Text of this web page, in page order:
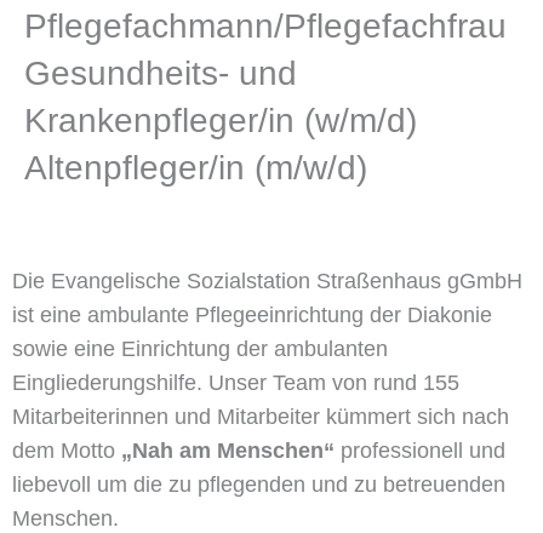
Pflegefachmann/Pflegefachfrau
Gesundheits- und
Krankenpfleger/in (w/m/d)
Altenpfleger/in (m/w/d)
Die Evangelische Sozialstation Straßenhaus gGmbH
ist eine ambulante Pflegeeinrichtung der Diakonie
sowie eine Einrichtung der ambulanten
Eingliederungshilfe. Unser Team von rund 155
Mitarbeiterinnen und Mitarbeiter kümmert sich nach
dem Motto „Nah am Menschen“ professionell und
liebevoll um die zu pflegenden und zu betreuenden
Menschen.